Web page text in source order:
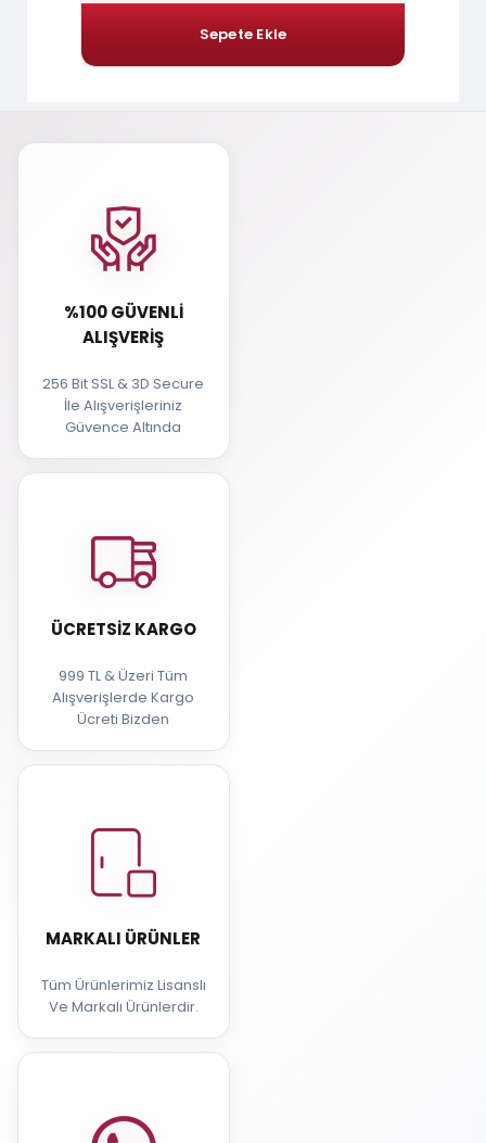
%100 GÜVENLI
ALIŞVERIŞ
256 Bit SSL & 3D Secure
İle Alışverişleriniz
Güvence Altında
ÜCRETSIZ KARGO
999 TL & Üzeri Tüm
Alışverişlerde Kargo
Ücreti Bizden
MARKALI ÜRÜNLER
Tüm Ürünlerimiz Lisanslı
Ve Markalı Ürünlerdir.